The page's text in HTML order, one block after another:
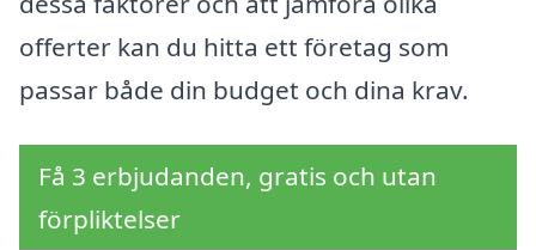
offerter kan du hitta ett företag som
passar både din budget och dina krav.
Få 3 erbjudanden, gratis och utan
förpliktelser